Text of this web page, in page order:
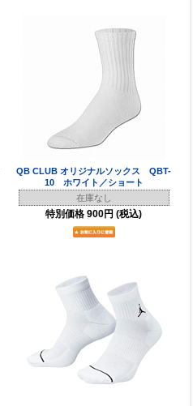
QB CLUB オリジナルソックス QBT-
10 ホワイト／ショート
在庫なし
特別価格 900円 (税込)